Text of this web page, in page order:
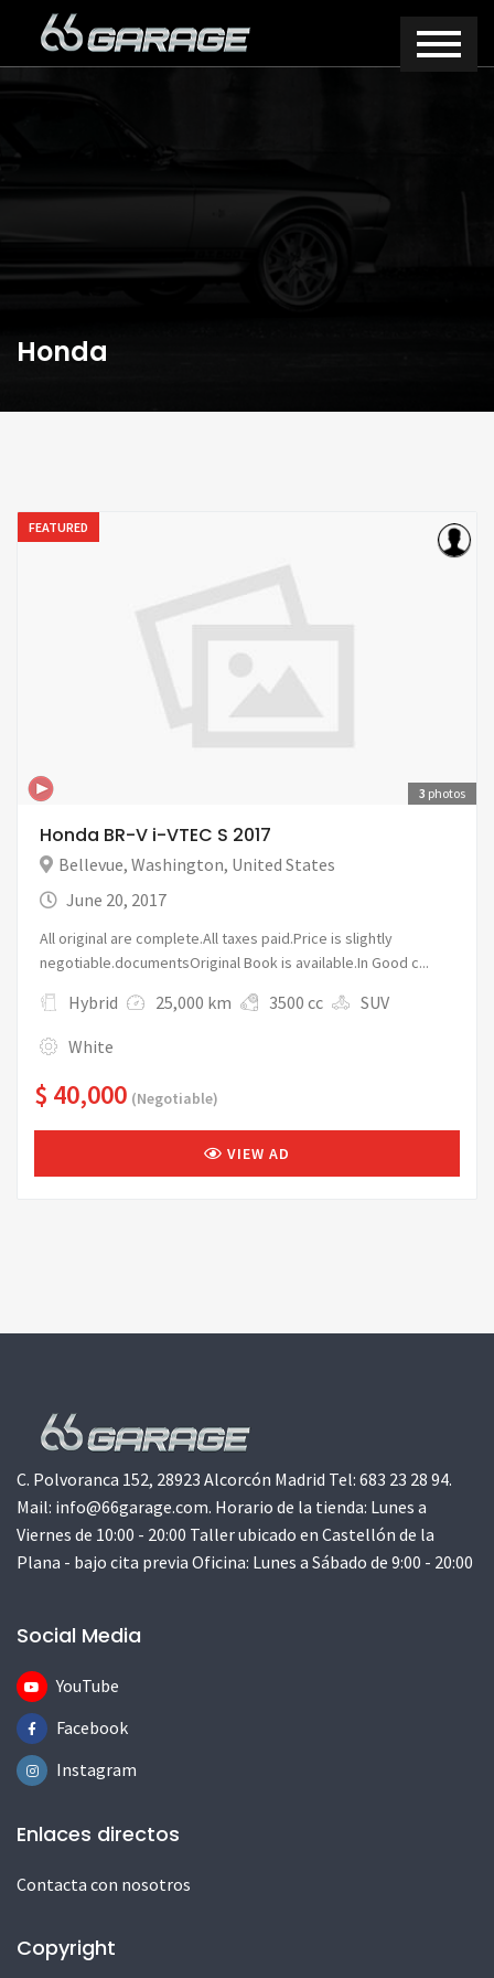
Honda
3 photos
FEATURED
Honda BR-V i-VTEC S 2017
Bellevue, Washington, United States
June 20, 2017
All original are complete.All taxes paid.Price is slightly
negotiable.documentsOriginal Book is available.In Good c...
Hybrid 25,000 km 3500 cc
SUV
White
$ 40,000 (Negotiable)
VIEW AD
C. Polvoranca 152, 28923 Alcorcón Madrid Tel: 683 23 28 94.
Mail: info@66garage.com. Horario de la tienda: Lunes a
Viernes de 10:00 - 20:00 Taller ubicado en Castellón de la
Plana - bajo cita previa Oficina: Lunes a Sábado de 9:00 - 20:00
Social Media
YouTube
Facebook
Instagram
Enlaces directos
Contacta con nosotros
Copyright